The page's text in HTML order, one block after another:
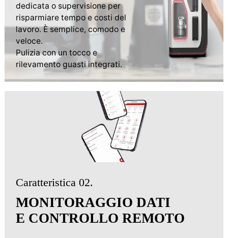
dedicata o supervisione per
risparmiare tempo e costi del
lavoro. È semplice, comodo e
veloce.
Pulizia con un tocco e
rilevamento guasti integrati.
Caratteristica 02.
MONITORAGGIO DATI
E CONTROLLO REMOTO